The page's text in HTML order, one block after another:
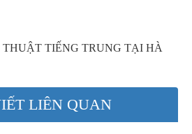
TIẾNG TRUNG TẠI HÀ
LIÊN QUAN